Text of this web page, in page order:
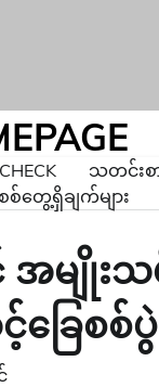
သတင်းစ
တွေ့ရှိချက်များ
အမျိုး
ြေစစ်